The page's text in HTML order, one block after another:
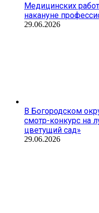
Медицинских
накануне
29.06.2026
В Богородском
смотр-конкурс на
цветущий сад»
29.06.2026